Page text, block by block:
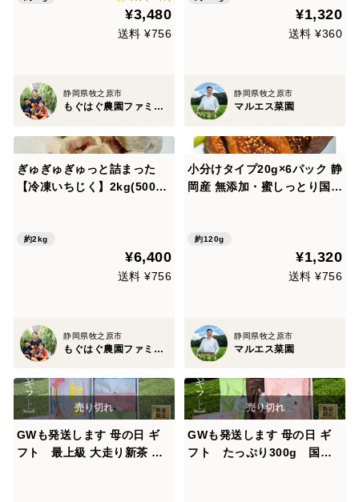
¥3,480
送料 ¥756
静岡県牧之原市
もぐはぐ農園ファミリー
と納税返礼品に採用されてい
ます。メール便で発送
¥1,320
送料 ¥360
静岡県牧之原市
マルエス菜園
ぎゅぎゅぎゅっと詰まった
【冷凍いちじく】2kg(500ｇ
約2kg
¥6,400
送料 ¥756
静岡県牧之原市
もぐはぐ農園ファミリー
小分けタイプ20g×6パック 静
岡産 無添加・蜜しっとり国産
ライです。牧之原市のふるさ
と納税返礼品に採用されてい
約120g
¥1,320
送料 ¥756
静岡県牧之原市
マルエス菜園
GWも発送します 母の日 ギ
フト 最上級 大走り新茶 と
GWも発送します 母の日 ギ
フト たっぷり300g 国産